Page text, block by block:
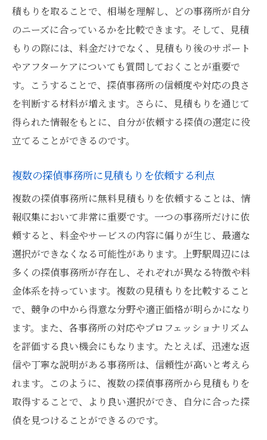
積もりを取ることで、相場を理解し、どの事務所が自分
のニーズに合っているかを比較できます。そして、見積
もりの際には、料金だけでなく、見積もり後のサポート
やアフターケアについても質問しておくことが重要で
す。こうすることで、探偵事務所の信頼度や対応の良さ
を判断する材料が増えます。さらに、見積もりを通じて
得られた情報をもとに、自分が依頼する探偵の選定に役
立てることができるのです。
複数の探偵事務所に見積もりを依頼する利点
複数の探偵事務所に無料見積もりを依頼することは、情
報収集において非常に重要です。一つの事務所だけに依
頼すると、料金やサービスの内容に偏りが生じ、最適な
選択ができなくなる可能性があります。上野駅周辺には
多くの探偵事務所が存在し、それぞれが異なる特徴や料
金体系を持っています。複数の見積もりを比較すること
で、競争の中から得意な分野や適正価格が明らかになり
ます。また、各事務所の対応やプロフェッショナリズム
を評価する良い機会にもなります。たとえば、迅速な返
信や丁寧な説明がある事務所は、信頼性が高いと考えら
れます。このように、複数の探偵事務所から見積もりを
取得することで、より良い選択ができ、自分に合った探
偵を見つけることができるのです。